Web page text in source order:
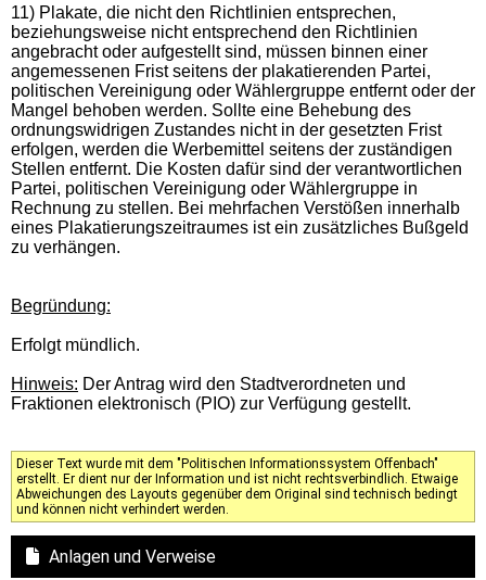
11) Plakate, die nicht den Richtlinien entsprechen,
beziehungsweise nicht entsprechend den Richtlinien
angebracht oder aufgestellt sind, müssen binnen einer
angemessenen Frist seitens der plakatierenden Partei,
politischen Vereinigung oder Wählergruppe entfernt oder der
Mangel behoben werden. Sollte eine Behebung des
ordnungswidrigen Zustandes nicht in der gesetzten Frist
erfolgen, werden die Werbemittel seitens der zuständigen
Stellen entfernt. Die Kosten dafür sind der verantwortlichen
Partei, politischen Vereinigung oder Wählergruppe in
Rechnung zu stellen. Bei mehrfachen Verstößen innerhalb
eines Plakatierungszeitraumes ist ein zusätzliches Bußgeld
zu verhängen.
Begründung:
Erfolgt mündlich.
Hinweis: Der Antrag wird den Stadtverordneten und
Fraktionen elektronisch (PIO) zur Verfügung gestellt.
Dieser Text wurde mit dem "Politischen Informationssystem Offenbach"
erstellt. Er dient nur der Information und ist nicht rechtsverbindlich. Etwaige
Abweichungen des Layouts gegenüber dem Original sind technisch bedingt
und können nicht verhindert werden.
Anlagen und Verweise